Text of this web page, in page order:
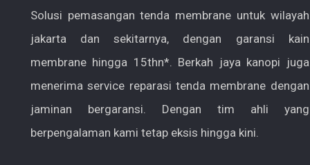
Solusi pemasangan tenda membrane untuk wilayah
jakarta dan sekitarnya, dengan garansi kain
membrane hingga 15thn*. Berkah jaya kanopi juga
menerima service reparasi tenda membrane dengan
jaminan bergaransi. Dengan tim ahli yang
berpengalaman kami tetap eksis hingga kini.